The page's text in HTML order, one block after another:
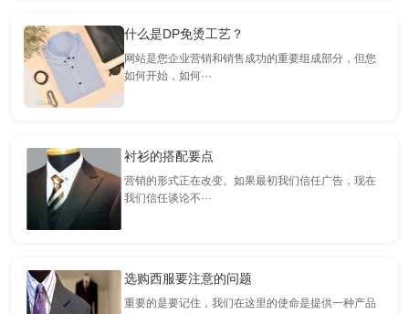
什么是DP免烫工艺？
网站是您企业营销和销售成功的重要组成部分，但您
如何开始，如何···
衬衫的搭配要点
营销的形式正在改变。如果最初我们信任广告，现在
我们信任谈论不···
选购西服要注意的问题
重要的是要记住，我们在这里的使命是提供一种产品